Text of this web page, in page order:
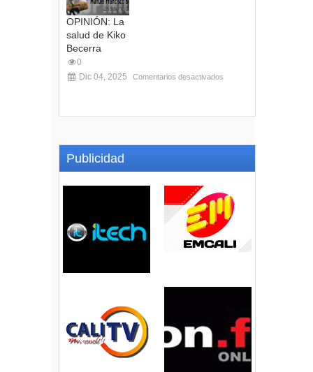
OPINIÓN: La
salud de Kiko
Becerra
0
Dic 04, 2025
Comentarios desactivados
Publicidad